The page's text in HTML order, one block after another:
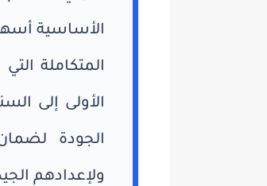
الأساسية
المتكاملة
الأولى إلى
الجودة
ولإعدادهم